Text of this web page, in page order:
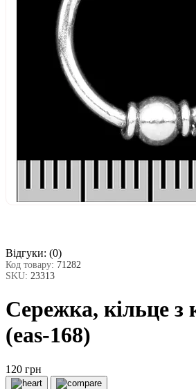
Відгуки: (0)
Код товару: 71282
SKU: 23313
Сережка, кільце з
(eas-168)
120 грн